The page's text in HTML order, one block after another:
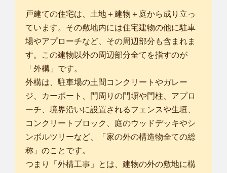
戸建ての住宅は、土地＋建物＋庭から成り立っ
ています。その敷地内には住宅建物の他に駐車
場やアプローチなど、その周辺部分も含まれま
す。この建物以外の周辺部分全てを指すのが
「外構」です。
外構は、駐車場の土間コンクリートやガレー
ジ、カーポート、門周りの門塀や門柱、アプロ
ーチ、境界沿いに設置されるフェンスや生垣、
コンクリートブロック、庭のウッドデッキやシ
ンボルツリーなど、「家の外の構造物全ての総
称」のことです。
つまり「外構工事」とは、建物の外の敷地に構